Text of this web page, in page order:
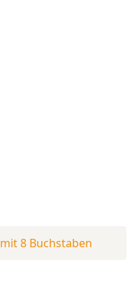
mit 8 Buchstaben